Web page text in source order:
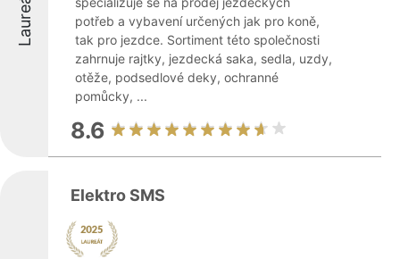
Laureáti
potřeb a vybavení určených jak pro koně,
tak pro jezdce. Sortiment této společnosti
zahrnuje rajtky, jezdecká saka, sedla, uzdy,
otěže, podsedlové deky, ochranné
pomůcky, ...
8.6
Elektro SMS